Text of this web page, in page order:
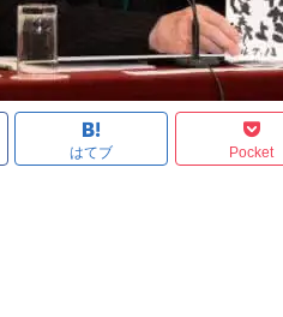
はてブ Pocket